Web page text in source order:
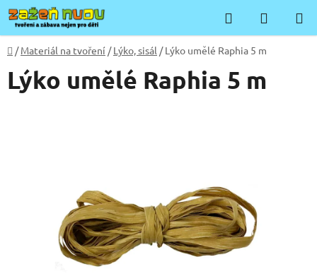
Přejít
na
obsah
Hledat
KOŠÍK
Domů
/ Materiál na tvoření / Lýko, sisál / Lýko umělé Raphia 5 m
Lýko umělé Raphia 5 m